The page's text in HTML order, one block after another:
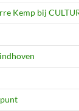
Kemp bij